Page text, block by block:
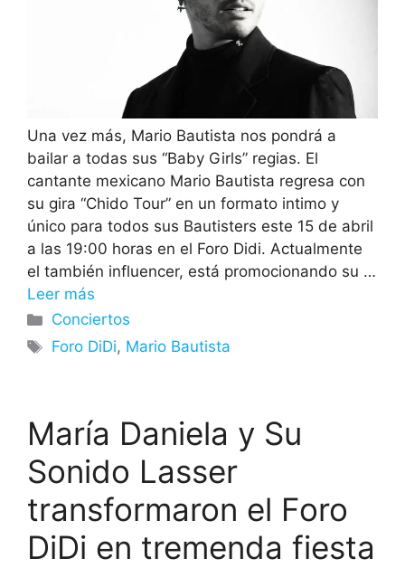
Una vez más, Mario Bautista nos pondrá a
bailar a todas sus “Baby Girls” regias. El
cantante mexicano Mario Bautista regresa con
su gira “Chido Tour” en un formato intimo y
único para todos sus Bautisters este 15 de abril
a las 19:00 horas en el Foro Didi. Actualmente
el también influencer, está promocionando su …
Leer más
Categorías
Conciertos
Etiquetas
Foro DiDi, Mario Bautista
María Daniela y Su
Sonido Lasser
transformaron el Foro
DiDi en tremenda fiesta